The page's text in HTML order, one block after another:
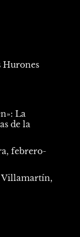
Hurones
La
de la
febrero-
Villamartín,